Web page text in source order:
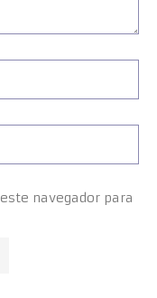
navegador para